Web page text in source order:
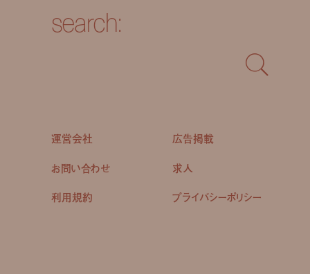
search:
運営会社
広告掲載
お問い合わせ
求人
利用規約 プライバシーポリシー